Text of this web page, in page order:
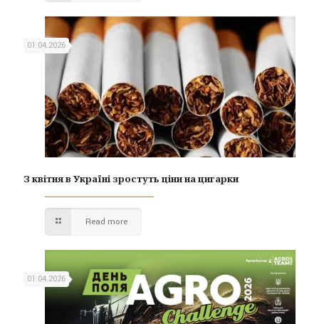
01.04.2026
З квітня в Україні зростуть ціни на цигарки
Read more
01.04.2026